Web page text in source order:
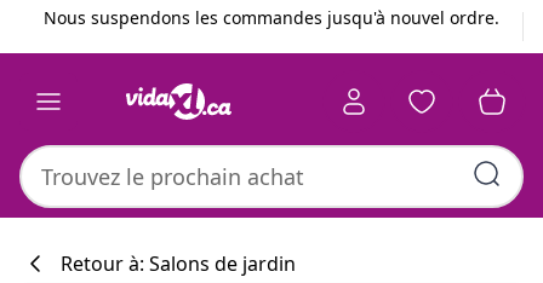
Précédent
Suivant
Nous suspendons les commandes jusqu'à nouvel ordre.
Retour à: Salons de jardin